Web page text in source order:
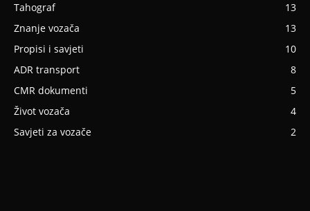
Tahograf
13
Znanje vozača
13
Propisi i savjeti
10
ADR transport
8
CMR dokumenti
5
Život vozača
4
Savjeti za vozače
2